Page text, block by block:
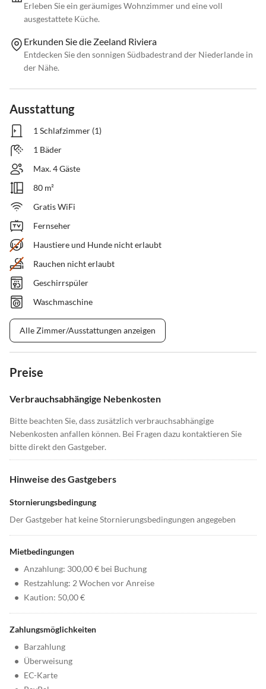
Erleben Sie ein geräumiges Wohnzimmer und eine voll
ausgestattete Küche.
Erkunden Sie die Zeeland Riviera
Entdecken Sie den sonnigen Südbadestrand der Niederlande in
der Nähe.
Ausstattung
1 Schlafzimmer (1)
1 Bäder
Max. 4 Gäste
80 m²
Gratis WiFi
Fernseher
Haustiere und Hunde nicht erlaubt
Rauchen nicht erlaubt
Geschirrspüler
Waschmaschine
Alle Zimmer/Ausstattungen anzeigen
Preise
Verbrauchsabhängige Nebenkosten
Bitte beachten Sie, dass zusätzlich verbrauchsabhängige
Nebenkosten anfallen können. Bei Fragen dazu kontaktieren Sie
bitte direkt den Gastgeber.
Hinweise des Gastgebers
Stornierungsbedingung
Der Gastgeber hat keine Stornierungsbedingungen angegeben
Mietbedingungen
• Anzahlung: 300,00 € bei Buchung
• Restzahlung: 2 Wochen vor Anreise
• Kaution: 50,00 €
Zahlungsmöglichkeiten
• Barzahlung
• Überweisung
• EC-Karte